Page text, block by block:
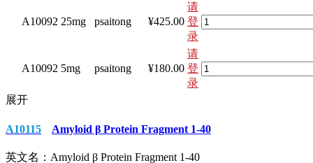
A10092 25mg psaitong ¥425.00
请
登
录
A10092 5mg psaitong ¥180.00
请
登
录
展开
A10115 Amyloid β Protein Fragment 1-40
英文名： Amyloid β Protein Fragment 1-40